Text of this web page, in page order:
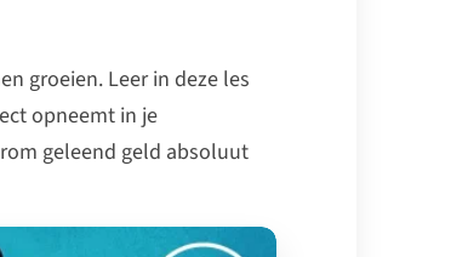
groeien. Leer in deze les
opneemt in je
geleend geld absoluut